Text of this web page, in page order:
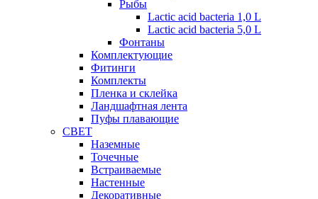
Рыбы
Lactic acid bacteria 1,0 L
Lactic acid bacteria 5,0 L
Фонтаны
Комплектующие
Фитинги
Комплекты
Пленка и склейка
Ландшафтная лента
Пуфы плавающие
СВЕТ
Наземные
Точечные
Встраиваемые
Настенные
Декоративные